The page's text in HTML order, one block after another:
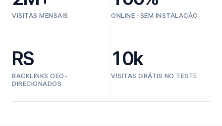
VISITAS MENSAIS ONLINE · SEM INSTALAÇÃO
RS
BACKLINKS GEO-
DIRECIONADOS
10k
VISITAS GRÁTIS NO TESTE